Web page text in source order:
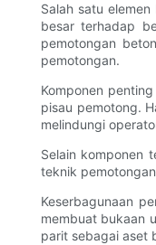
Salah satu
besar terhadap
pemotongan
pemotongan.
Komponen
pisau pemotong.
melindungi
Selain komponen
teknik
Keserbagunaan
membuat bukaan
parit sebagai aset